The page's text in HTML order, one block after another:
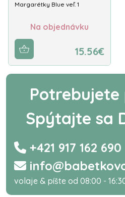
Margarétky Blue veľ. 1
Na objednávku
15.56€
Spýtajte sa
+421 917 162 690
volaje & píšte od 08:00 -